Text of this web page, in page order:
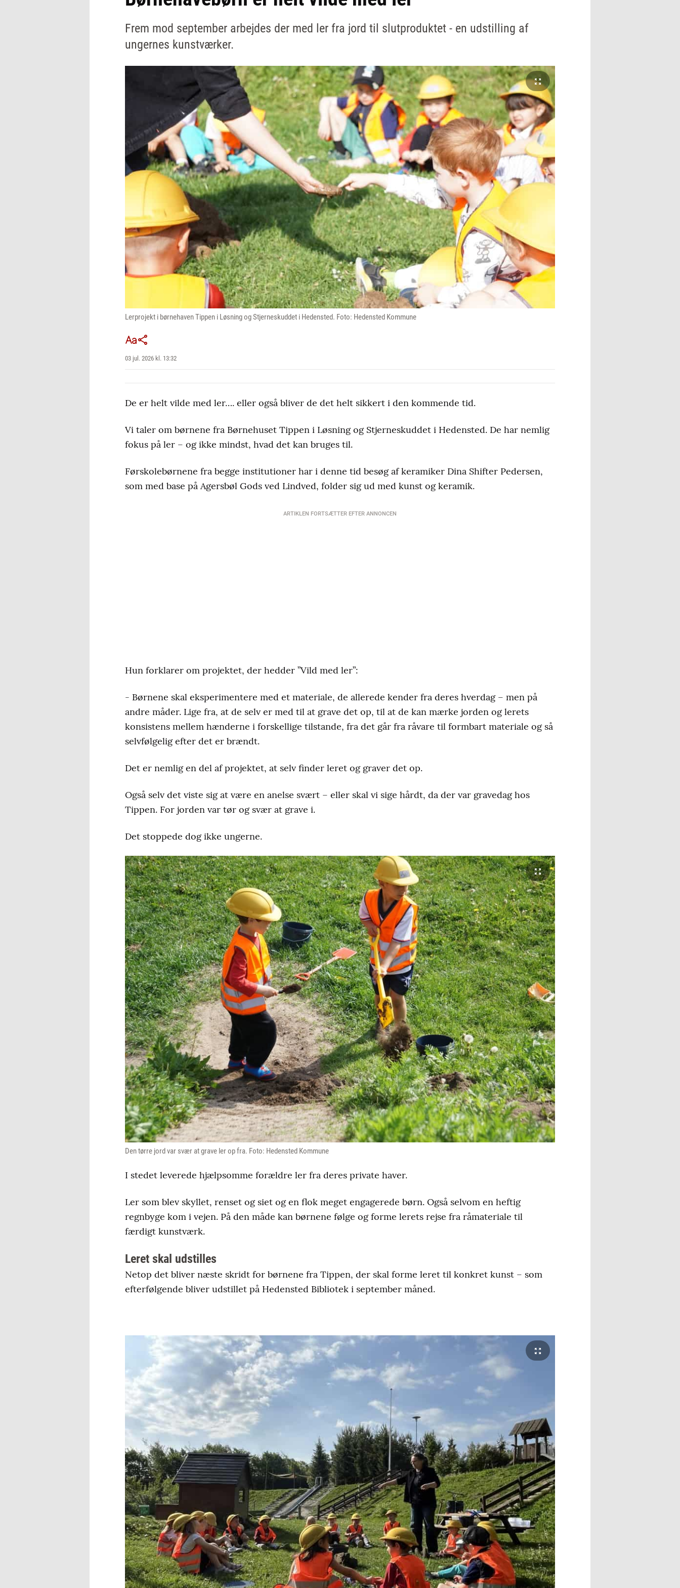
Frem mod september arbejdes der med ler fra jord til slutproduktet - en udstilling af
ungernes kunstværker.
Lerprojekt i børnehaven Tippen i Løsning og Stjerneskuddet i Hedensted. Foto: Hedensted Kommune
03 jul. 2026 kl. 13:32
De er helt vilde med ler…. eller også bliver de det helt sikkert i den kommende tid.
Vi taler om børnene fra Børnehuset Tippen i Løsning og Stjerneskuddet i Hedensted. De har nemlig
fokus på ler – og ikke mindst, hvad det kan bruges til.
Førskolebørnene fra begge institutioner har i denne tid besøg af keramiker Dina Shifter Pedersen,
som med base på Agersbøl Gods ved Lindved, folder sig ud med kunst og keramik.
ARTIKLEN FORTSÆTTER EFTER ANNONCEN
Hun forklarer om projektet, der hedder ”Vild med ler”:
- Børnene skal eksperimentere med et materiale, de allerede kender fra deres hverdag – men på
andre måder. Lige fra, at de selv er med til at grave det op, til at de kan mærke jorden og lerets
konsistens mellem hænderne i forskellige tilstande, fra det går fra råvare til formbart materiale og så
selvfølgelig efter det er brændt.
Det er nemlig en del af projektet, at selv finder leret og graver det op.
Også selv det viste sig at være en anelse svært – eller skal vi sige hårdt, da der var gravedag hos
Tippen. For jorden var tør og svær at grave i.
Det stoppede dog ikke ungerne.
Den tørre jord var svær at grave ler op fra. Foto: Hedensted Kommune
I stedet leverede hjælpsomme forældre ler fra deres private haver.
Ler som blev skyllet, renset og siet og en flok meget engagerede børn. Også selvom en heftig
regnbyge kom i vejen. På den måde kan børnene følge og forme lerets rejse fra råmateriale til
færdigt kunstværk.
Leret skal udstilles
Netop det bliver næste skridt for børnene fra Tippen, der skal forme leret til konkret kunst – som
efterfølgende bliver udstillet på Hedensted Bibliotek i september måned.